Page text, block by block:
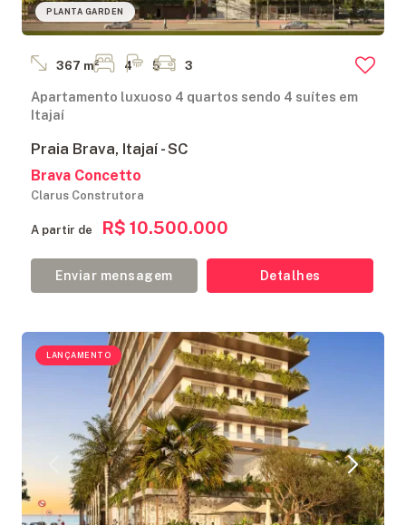
PLANTA GARDEN
367 m² 4 5 3
Apartamento luxuoso 4 quartos sendo 4 suítes em
Itajaí
Praia Brava, Itajaí - SC
Brava Concetto
Clarus Construtora
A partir de R$ 10.500.000
Enviar mensagem Detalhes
LANÇAMENTO